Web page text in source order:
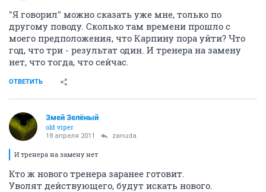
"Я говорил" можно сказать уже мне, только по
другому поводу. Сколько там времени прошло с
моего предположения, что Карпину пора уйти? Что
год, что три - результат один. И тренера на замену
нет, что тогда, что сейчас.
ОТВЕТИТЬ
Змей Зелёный
old viper
18 апреля 2011 zanuda
И тренера на замену нет
Кто ж нового тренера заранее готовит.
Уволят действующего, будут искать нового.